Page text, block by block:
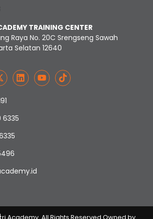
TRAINING CENTER
Raya No. 20C Srengseng Sawah
Selatan 12640
6335
Academy. All Rights Reserved Owned by